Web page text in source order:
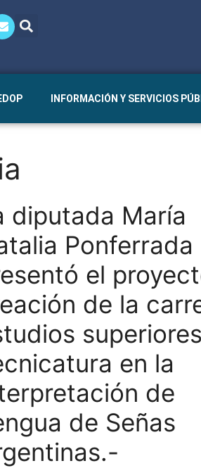
INFORMACIÓN Y SERVICIOS
diputada María
Ponferrada
el
de la
superiores
en la
de
de Señas